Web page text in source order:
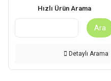
Hızlı Ürün Arama
Ara
Detaylı Arama